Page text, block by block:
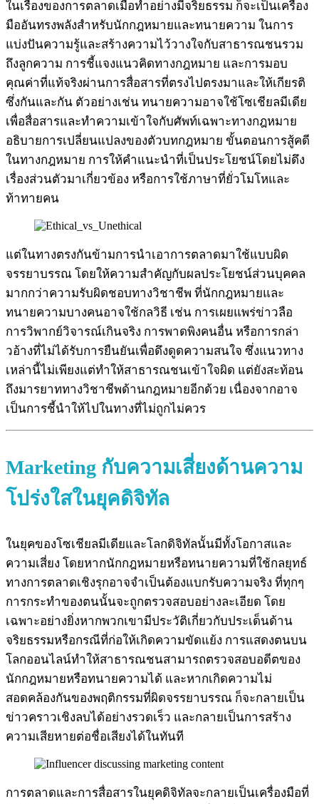
ในเรื่องของการตลาดเมื่อทำอย่างมีจริยธรรม ก็จะเป็นเครื่อง
มืออันทรงพลังสำหรับนักกฎหมายและทนายความ ในการ
แบ่งปันความรู้และสร้างความไว้วางใจกับสาธารณชนรวม
ถึงลูกความ การชี้แจงแนวคิดทางกฎหมาย และการมอบ
คุณค่าที่แท้จริงผ่านการสื่อสารที่ตรงไปตรงมาและให้เกียรติ
ซึ่งกันและกัน ตัวอย่างเช่น ทนายความอาจใช้โซเชียลมีเดีย
เพื่อสื่อสารและทำความเข้าใจกับศัพท์เฉพาะทางกฎหมาย
อธิบายการเปลี่ยนแปลงของตัวบทกฎหมาย ขั้นตอนการสู้คดี
ในทางกฎหมาย การให้คำแนะนำที่เป็นประโยชน์โดยไม่ดึง
เรื่องส่วนตัวมาเกี่ยวข้อง หรือการใช้ภาษาที่ยั่วโมโหและ
ท้าทายคน
แต่ในทางตรงกันข้ามการนำเอาการตลาดมาใช้แบบผิด
จรรยาบรรณ โดยให้ความสำคัญกับผลประโยชน์ส่วนบุคคล
มากกว่าความรับผิดชอบทางวิชาชีพ ที่นักกฎหมายและ
ทนายความบางคนอาจใช้กลวิธี เช่น การเผยแพร่ข่าวลือ
การวิพากย์วิจารณ์เกินจริง การพาดพิงคนอื่น หรือการกล่า
วอ้างที่ไม่ได้รับการยืนยันเพื่อดึงดูดความสนใจ ซึ่งแนวทาง
เหล่านี้ไม่เพียงแต่ทำให้สาธารณชนเข้าใจผิด แต่ยังสะท้อน
ถึงมารยาททางวิชาชีพด้านกฎหมายอีกด้วย เนื่องจากอาจ
เป็นการชี้นำให้ไปในทางที่ไม่ถูกไม่ควร
Marketing กับความเสี่ยงด้านความ
โปร่งใสในยุคดิจิทัล
ในยุคของโซเชียลมีเดียและโลกดิจิทัลนั้นมีทั้งโอกาสและ
ความเสี่ยง โดยหากนักกฎหมายหรือทนายความที่ใช้กลยุทธ์
ทางการตลาดเชิงรุกอาจจำเป็นต้องแบกรับความจริง ที่ทุกๆ
การกระทำของตนนั้นจะถูกตรวจสอบอย่างละเอียด โดย
เฉพาะอย่างยิ่งหากพวกเขามีประวัติเกี่ยวกับประเด็นด้าน
จริยธรรมหรือกรณีที่ก่อให้เกิดความขัดแย้ง การแสดงตนบน
โลกออนไลน์ทำให้สาธารณชนสามารถตรวจสอบอดีตของ
นักกฎหมายหรือทนายความได้ และหากเกิดความไม่
สอดคล้องกันของพฤติกรรมที่ผิดจรรยาบรรณ ก็จะกลายเป็น
ข่าวคราวเชิงลบได้อย่างรวดเร็ว และกลายเป็นการสร้าง
ความเสียหายต่อชื่อเสียงได้ในทันที
การตลาดและการสื่อสารในยุคดิจิทัลจะกลายเป็นเครื่องมือที่